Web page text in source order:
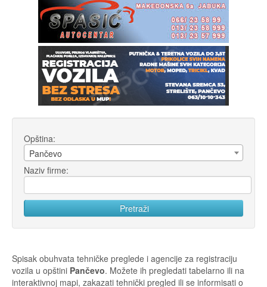
Opština:
Pančevo
Naziv firme:
Spisak obuhvata tehničke preglede i agencije za registraciju
vozila u opštini Pančevo. Možete ih pregledati tabelarno ili na
interaktivnoj mapi, zakazati tehnički pregled ili se informisati o